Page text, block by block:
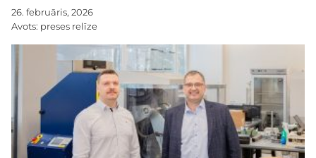
26. februāris, 2026
Avots: preses relīze